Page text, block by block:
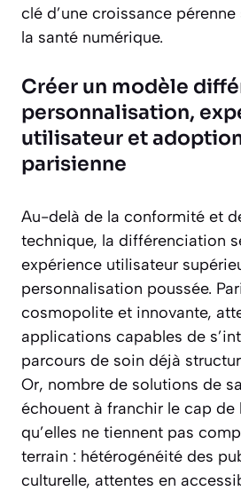
clé d’une croissance
la santé numérique.
Créer un modèle
personnalisation,
utilisateur et
parisienne
Au-delà de la conformité et
technique, la différenciation
expérience utilisateur
personnalisation poussée.
cosmopolite et innovante,
applications capables de
parcours de soin déjà
Or, nombre de solutions de
échouent à franchir le cap de
qu’elles ne tiennent pas
terrain : hétérogénéité des
culturelle, attentes en